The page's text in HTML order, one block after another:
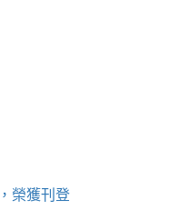
榮獲刊登